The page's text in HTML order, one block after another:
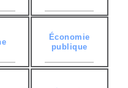
Économie
publique